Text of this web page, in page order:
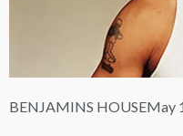
BENJAMINS HOUSEMay